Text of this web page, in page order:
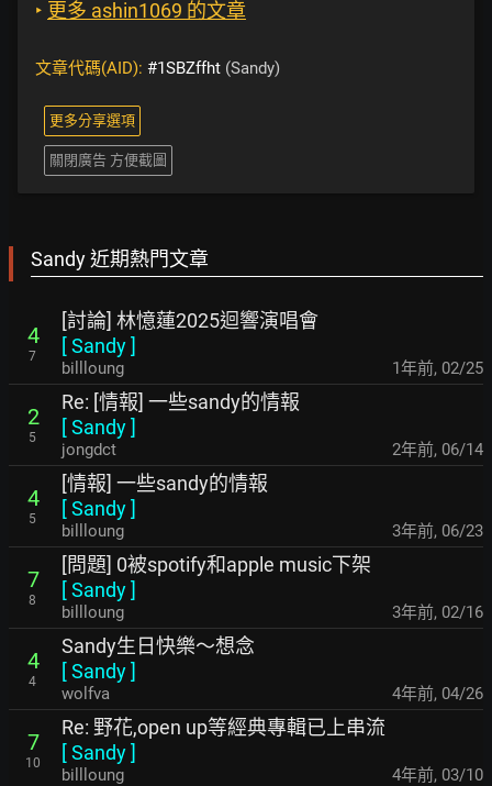
‣ 更多 ashin1069 的文章
文章代碼(AID): #1SBZffht (Sandy)
更多分享選項
關閉廣告 方便截圖
Sandy 近期熱門文章
4
7
[討論] 林憶蓮2025迴響演唱會
[Sandy]
billloung 1年前, 02/25
2
5
Re: [情報] 一些sandy的情報
[Sandy]
jongdct 2年前, 06/14
4
5
[情報] 一些sandy的情報
[Sandy]
billloung 3年前, 06/23
7
8
[問題] 0被spotify和apple music下架
[Sandy]
billloung 3年前, 02/16
4
4
Sandy生日快樂～想念
[Sandy]
wolfva 4年前, 04/26
7
10
Re: 野花,open up等經典專輯已上串流
[Sandy]
billloung 4年前, 03/10